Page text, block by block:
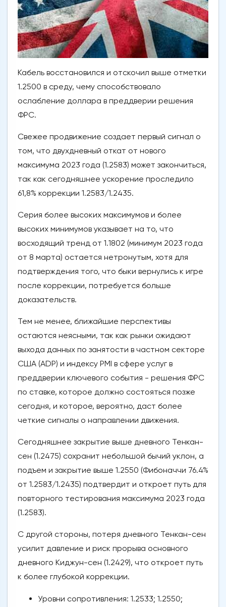
Кабель восстановился и отскочил выше отметки
1.2500 в среду, чему способствовало
ослабление доллара в преддверии решения
ФРС.
Свежее продвижение создает первый сигнал о
том, что двухдневный откат от нового
максимума 2023 года (1.2583) может закончиться,
так как сегодняшнее ускорение проследило
61,8% коррекции 1.2583/1.2435.
Серия более высоких максимумов и более
высоких минимумов указывает на то, что
восходящий тренд от 1.1802 (минимум 2023 года
от 8 марта) остается нетронутым, хотя для
подтверждения того, что быки вернулись к игре
после коррекции, потребуется больше
доказательств.
Тем не менее, ближайшие перспективы
остаются неясными, так как рынки ожидают
выхода данных по занятости в частном секторе
США (ADP) и индексу PMI в сфере услуг в
преддверии ключевого события - решения ФРС
по ставке, которое должно состояться позже
сегодня, и которое, вероятно, даст более
четкие сигналы о направлении движения.
Сегодняшнее закрытие выше дневного Тенкан-
сен (1.2475) сохранит небольшой бычий уклон, а
подъем и закрытие выше 1.2550 (Фибоначчи 76.4%
от 1.2583/1.2435) подтвердит и откроет путь для
повторного тестирования максимума 2023 года
(1.2583).
С другой стороны, потеря дневного Тенкан-сен
усилит давление и риск прорыва основного
дневного Киджун-сен (1.2429), что откроет путь
к более глубокой коррекции.
Уровни сопротивления: 1.2533; 1.2550;